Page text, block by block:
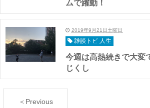
ムで躍動！
2019年9月21日土曜日
雑談トピ 人生
今週は高熱続きで大変
じくし
＜Previous